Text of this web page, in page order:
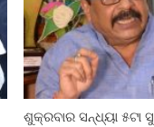
ଶୁକ୍ରବାର ସନ୍ଧ୍ୟା ୫ଟା